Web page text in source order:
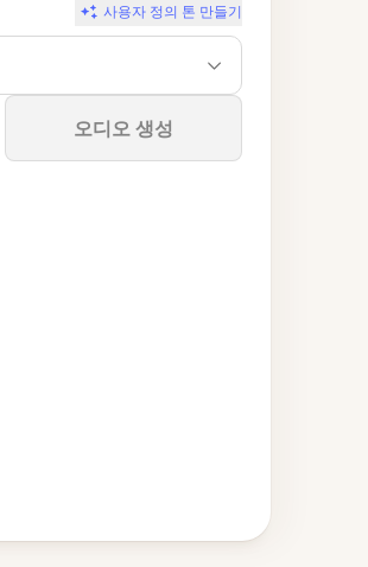
사용자 정의 톤 만들기
오디오 생성
중지